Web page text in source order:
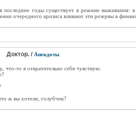
последние годы существует в режиме выживания:
очередного кризиса вливают эти резервы в
Доктор. / Анекдоты
что-то я отвратительно себя чувствую.
ж вы хотели, голубчик?